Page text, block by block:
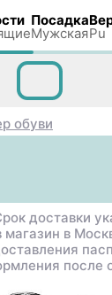
Посадка
МужскаяPu
обуви
доставки
магазин в
после